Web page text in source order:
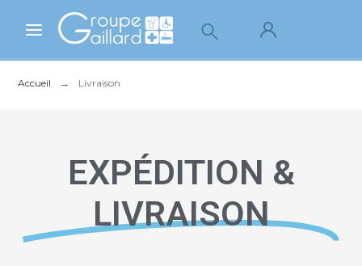
Accueil Livraison
EXPÉDITION &
LIVRAISON